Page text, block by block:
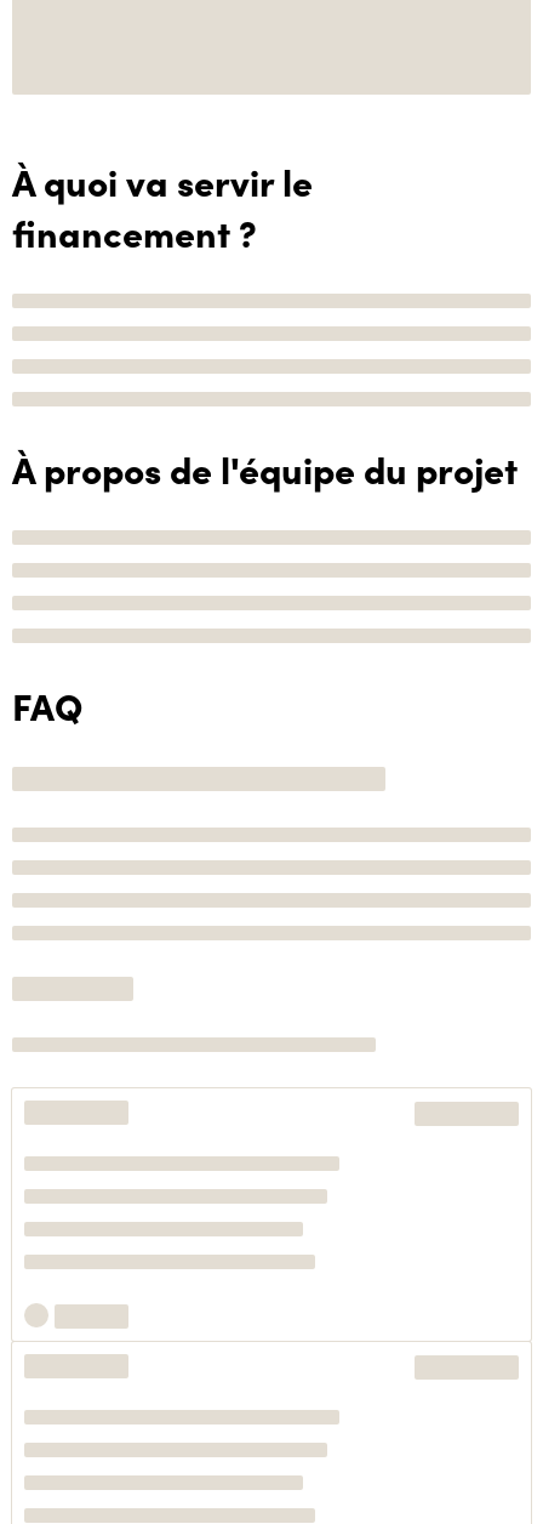
À quoi va servir le
financement ?
À propos de l'équipe du projet
FAQ